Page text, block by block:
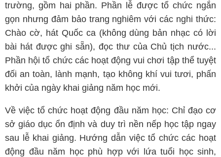
trường, gồm hai phần. Phần lễ được tổ chức ngắn
gọn nhưng đảm bảo trang nghiêm với các nghi thức:
Chào cờ, hát Quốc ca (không dùng bản nhạc có lời
bài hát được ghi sẵn), đọc thư của Chủ tịch nước...
Phần hội tổ chức các hoạt động vui chơi tập thể tuyệt
đối an toàn, lành mạnh, tạo không khí vui tươi, phấn
khởi của ngày khai giảng năm học mới.
Về việc tổ chức hoạt động đầu năm học: Chỉ đạo cơ
sở giáo dục ổn định và duy trì nền nếp học tập ngay
sau lễ khai giảng. Hướng dẫn việc tổ chức các hoạt
động đầu năm học phù hợp với lứa tuổi học sinh,